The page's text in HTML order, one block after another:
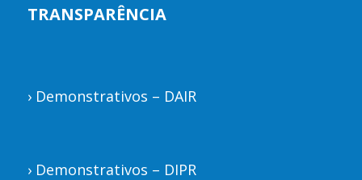
TRANSPARÊNCIA
› Demonstrativos – DAIR
› Demonstrativos – DIPR